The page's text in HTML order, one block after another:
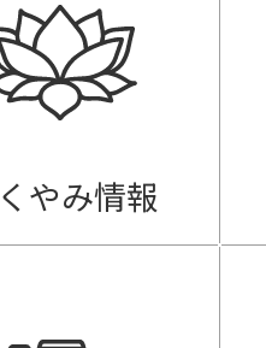
やみ情報